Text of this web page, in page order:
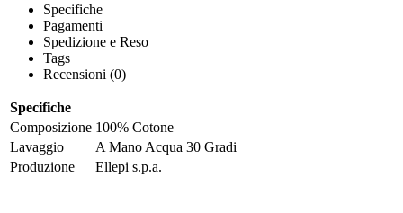
Specifiche
Pagamenti
Spedizione e Reso
Tags
Recensioni (0)
Specifiche
Composizione 100% Cotone
Lavaggio
A Mano Acqua 30 Gradi
Produzione
Ellepi s.p.a.